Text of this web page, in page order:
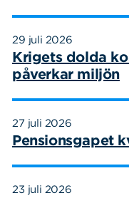
29 juli 2026
Krigets dolda
påverkar miljön
27 juli 2026
Pensionsgapet
23 juli 2026